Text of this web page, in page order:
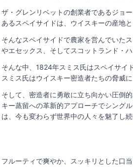
ザ・グレンリベットの創業者であるジョ
あるスペイサイドは、ウイスキーの産地
そんなスペイサイドで農家を営んでいた
やエセックス、そしてスコットランド・
そんな中、1824年スミス氏はスペイサイ
スミス氏はウイスキー密造者たちの脅威
そして、密造者に勇敢に立ち向かい圧倒
キー蒸留への革新的アプローチでシング
は、今も変わらず世界中の人々を魅了し続
フルーティで爽やか、スッキリとした口